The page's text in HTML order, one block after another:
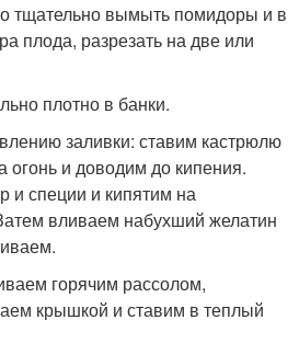
тщательно вымыть помидоры и в
плода, разрезать на две или
плотно в банки.
заливки: ставим кастрюлю
огонь и доводим до кипения.
и специи и кипятим на
вливаем набухший желатин
горячим рассолом,
крышкой и ставим в теплый